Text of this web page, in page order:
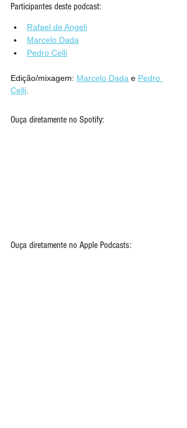
Participantes deste podcast:
Rafael de Angeli
Marcelo Dada
Pedro Celli
Edição/mixagem: Marcelo Dada e Pedro
Celli
Ouça diretamente no Spotify:
Ouça diretamente no Apple Podcasts: